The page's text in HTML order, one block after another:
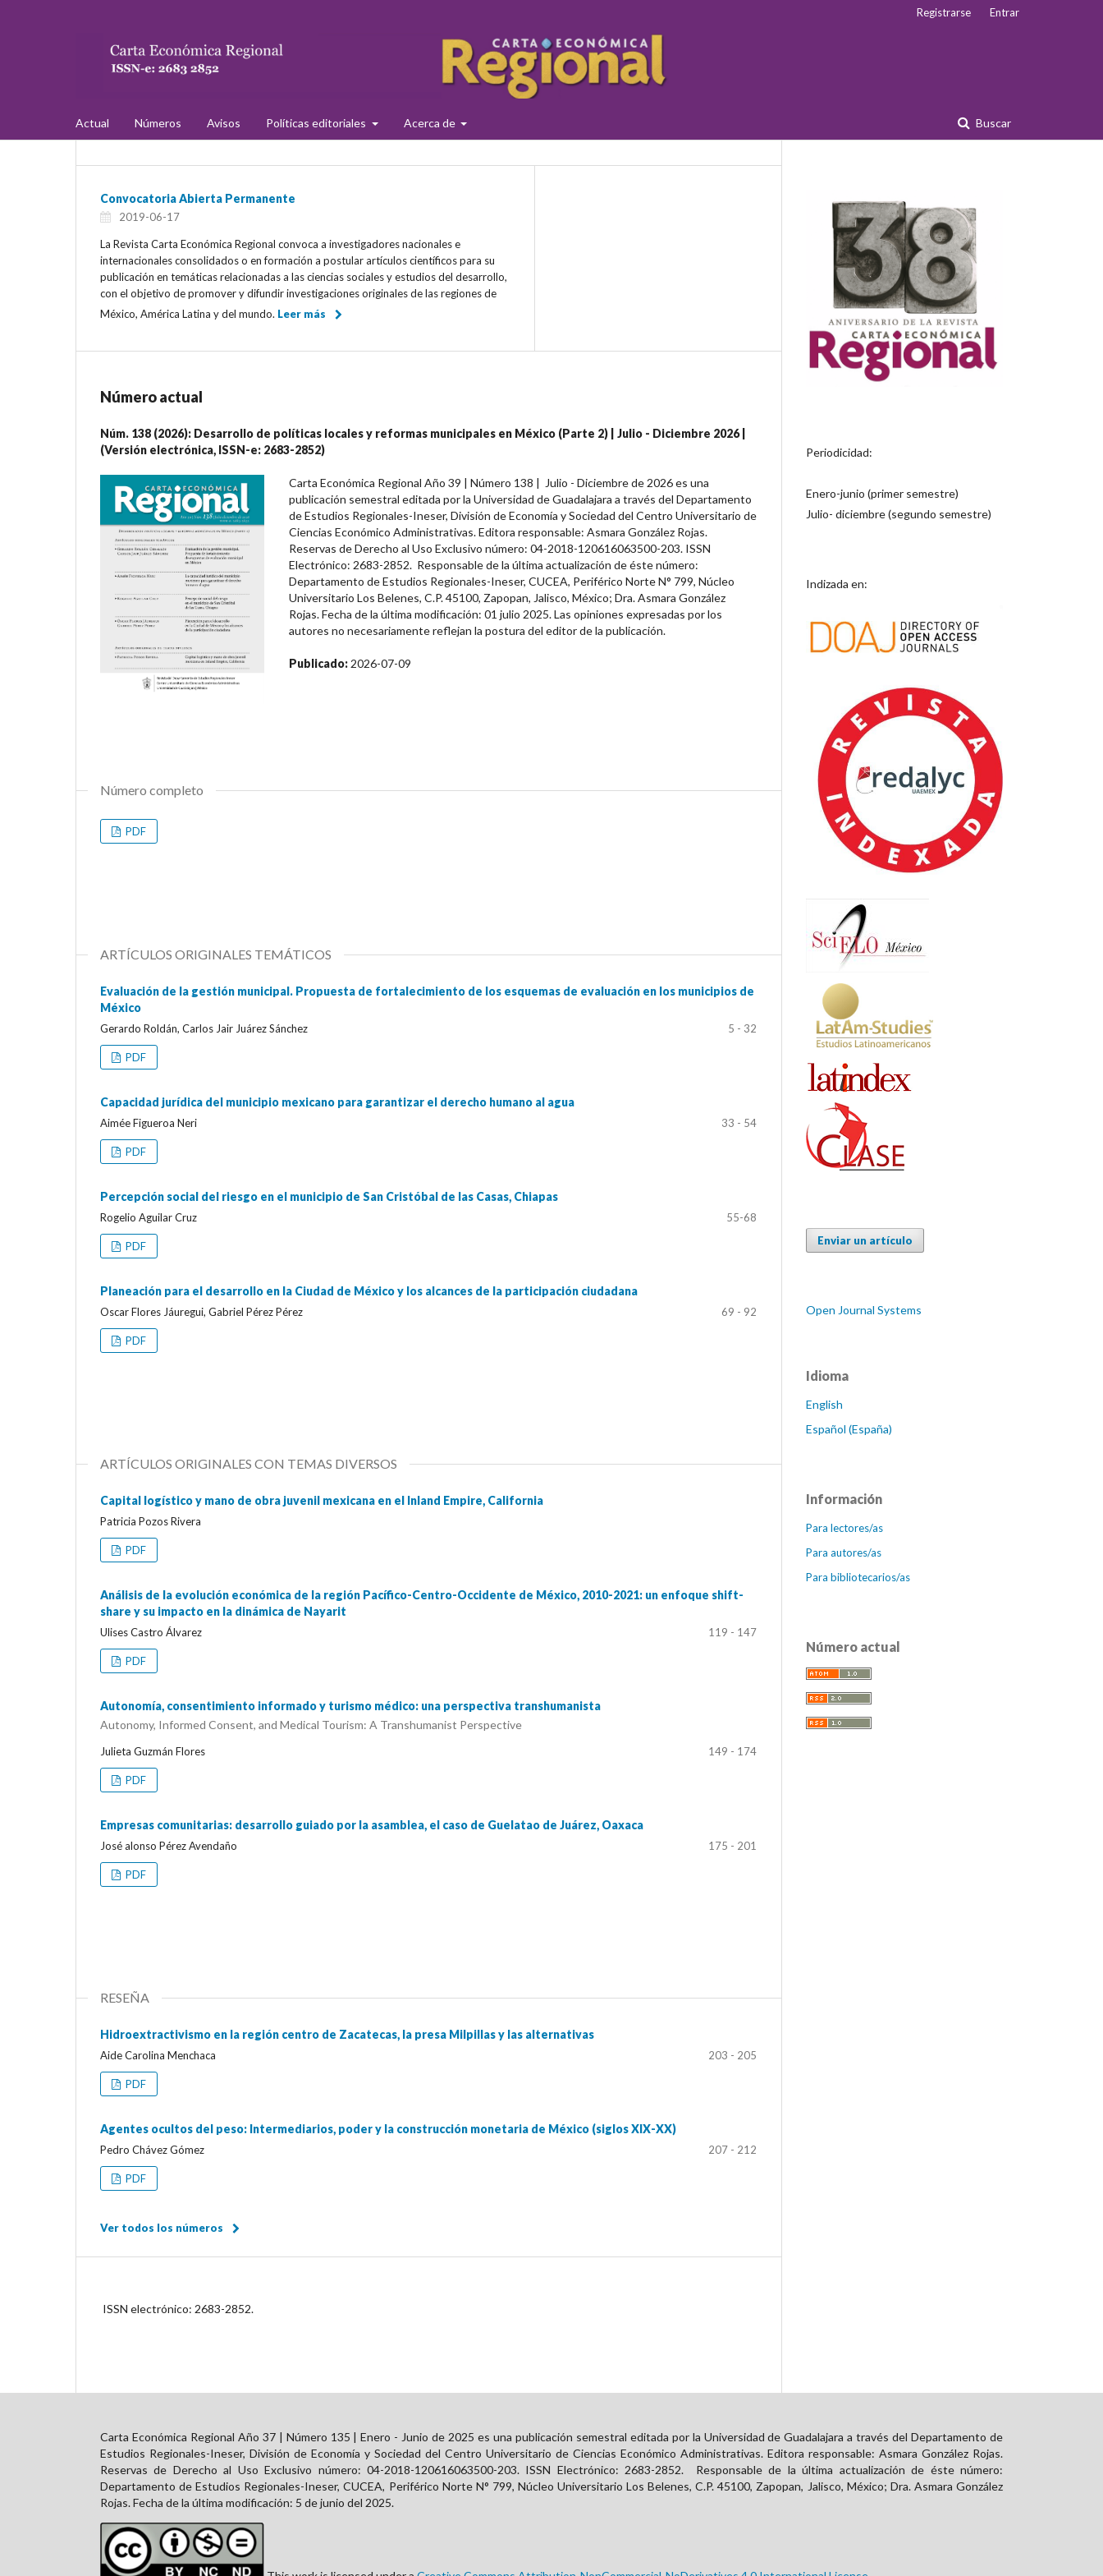
Actual Números Avisos Políticas editoriales Acerca de Buscar
Registrarse Entrar
Convocatoria Abierta Permanente
2019-06-17
La Revista Carta Económica Regional convoca a investigadores nacionales e
internacionales consolidados o en formación a postular artículos científicos para su
publicación en temáticas relacionadas a las ciencias sociales y estudios del desarrollo,
con el objetivo de promover y difundir investigaciones originales de las regiones de
México, América Latina y del mundo. Leer más
Número actual
Núm. 138 (2026): Desarrollo de políticas locales y reformas municipales en México (Parte 2) | Julio - Diciembre 2026 |
(Versión electrónica, ISSN-e: 2683-2852)
Carta Económica Regional Año 39 | Número 138 | Julio - Diciembre de 2026 es una
publicación semestral editada por la Universidad de Guadalajara a través del Departamento
de Estudios Regionales-Ineser, División de Economía y Sociedad del Centro Universitario de
Ciencias Económico Administrativas. Editora responsable: Asmara González Rojas.
Reservas de Derecho al Uso Exclusivo número: 04-2018-120616063500-203. ISSN
Electrónico: 2683-2852. Responsable de la última actualización de éste número:
Departamento de Estudios Regionales-Ineser, CUCEA, Periférico Norte N° 799, Núcleo
Universitario Los Belenes, C.P. 45100, Zapopan, Jalisco, México; Dra. Asmara González
Rojas. Fecha de la última modificación: 01 julio 2025. Las opiniones expresadas por los
autores no necesariamente reflejan la postura del editor de la publicación.
Publicado: 2026-07-09
Número completo
PDF
ARTÍCULOS ORIGINALES TEMÁTICOS
Evaluación de la gestión municipal. Propuesta de fortalecimiento de los esquemas de evaluación en los municipios de
México
Gerardo Roldán, Carlos Jair Juárez Sánchez 5 - 32
PDF
Capacidad jurídica del municipio mexicano para garantizar el derecho humano al agua
Aimée Figueroa Neri 33 - 54
PDF
Percepción social del riesgo en el municipio de San Cristóbal de las Casas, Chiapas
Rogelio Aguilar Cruz 55-68
PDF
Planeación para el desarrollo en la Ciudad de México y los alcances de la participación ciudadana
Oscar Flores Jáuregui, Gabriel Pérez Pérez 69 - 92
PDF
ARTÍCULOS ORIGINALES CON TEMAS DIVERSOS
Capital logístico y mano de obra juvenil mexicana en el Inland Empire, California
Patricia Pozos Rivera
PDF
Análisis de la evolución económica de la región Pacífico-Centro-Occidente de México, 2010-2021: un enfoque shift-
share y su impacto en la dinámica de Nayarit
Ulises Castro Álvarez 119 - 147
PDF
Autonomía, consentimiento informado y turismo médico: una perspectiva transhumanista
Autonomy, Informed Consent, and Medical Tourism: A Transhumanist Perspective
Julieta Guzmán Flores 149 - 174
PDF
Empresas comunitarias: desarrollo guiado por la asamblea, el caso de Guelatao de Juárez, Oaxaca
José alonso Pérez Avendaño 175 - 201
PDF
RESEÑA
Hidroextractivismo en la región centro de Zacatecas, la presa Milpillas y las alternativas
Aide Carolina Menchaca 203 - 205
PDF
Agentes ocultos del peso: Intermediarios, poder y la construcción monetaria de México (siglos XIX-XX)
Pedro Chávez Gómez 207 - 212
PDF
Ver todos los números
ISSN electrónico: 2683-2852.
Periodicidad:
Enero-junio (primer semestre)
Julio- diciembre (segundo semestre)
Indizada en:
Enviar un artículo
Open Journal Systems
Idioma
English
Español (España)
Información
Para lectores/as
Para autores/as
Para bibliotecarios/as
Número actual
Carta Económica Regional Año 37 | Número 135 | Enero - Junio de 2025 es una publicación semestral editada por la Universidad de Guadalajara a través del Departamento de
Estudios Regionales-Ineser, División de Economía y Sociedad del Centro Universitario de Ciencias Económico Administrativas. Editora responsable: Asmara González Rojas.
Reservas de Derecho al Uso Exclusivo número: 04-2018-120616063500-203. ISSN Electrónico: 2683-2852. Responsable de la última actualización de éste número:
Departamento de Estudios Regionales-Ineser, CUCEA, Periférico Norte N° 799, Núcleo Universitario Los Belenes, C.P. 45100, Zapopan, Jalisco, México; Dra. Asmara González
Rojas. Fecha de la última modificación: 5 de junio del 2025.